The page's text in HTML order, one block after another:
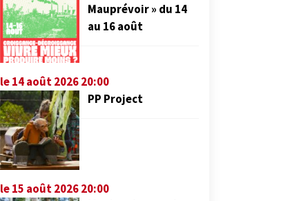
Mauprévoir » du 14
au 16 août
le 14 août 2026 20:00
PP Project
le 15 août 2026 20:00